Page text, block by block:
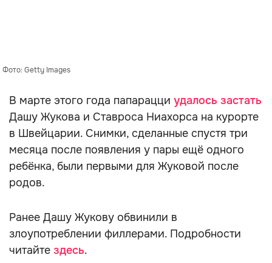
Getty Images
В марте этого года папарацци удалось застать
Дашу Жукова и Ставроса Ниахорса на курорте
в Швейцарии. Снимки, сделанные спустя три
месяца после появления у пары ещё одного
ребёнка, были первыми для Жуковой после
родов.
Ранее Дашу Жукову обвинили в
злоупотреблении филлерами. Подробности
читайте здесь.